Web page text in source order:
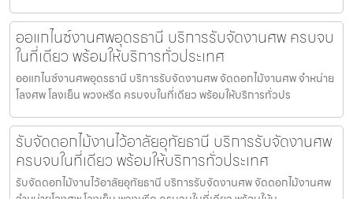
ออแกไนซ์งานศพอุดรธานี บริการรับจัดงานศพ ครบจบ
ในที่เดียว พร้อมให้บริการทั่วประเทศ
ออแกไนซ์งานศพอุดรธานี บริการรับจัดงานศพ จัดดอกไม้งานศพ จำหน่าย
โลงศพ โลงเย็น พวงหรีด ครบจบในที่เดียว พร้อมให้บริการทั่วปร
รับจัดดอกไม้งานไว้อาลัยอุทัยธานี บริการรับจัดงานศพ
ครบจบในที่เดียว พร้อมให้บริการทั่วประเทศ
รับจัดดอกไม้งานไว้อาลัยอุทัยธานี บริการรับจัดงานศพ จัดดอกไม้งานศพ